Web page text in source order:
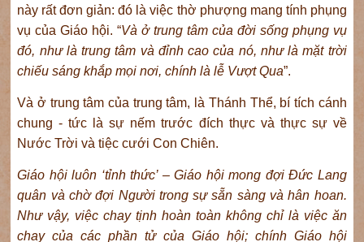
này rất đơn giản: đó là việc thờ phượng mang tính phụng
vụ của Giáo hội. “Và ở trung tâm của đời sống phụng vụ
đó, như là trung tâm và đỉnh cao của nó, như là mặt trời
chiếu sáng khắp mọi nơi, chính là lễ Vượt Qua”.
Và ở trung tâm của trung tâm, là Thánh Thể, bí tích cánh
chung - tức là sự nếm trước đích thực và thực sự về
Nước Trời và tiệc cưới Con Chiên.
Giáo hội luôn ‘tỉnh thức’ – Giáo hội mong đợi Đức Lang
quân và chờ đợi Người trong sự sẵn sàng và hân hoan.
Như vậy, việc chaytịnh hoàn toàn không chỉ là việc ăn
chay của các phần tử của Giáo hội; chính Giáo hội